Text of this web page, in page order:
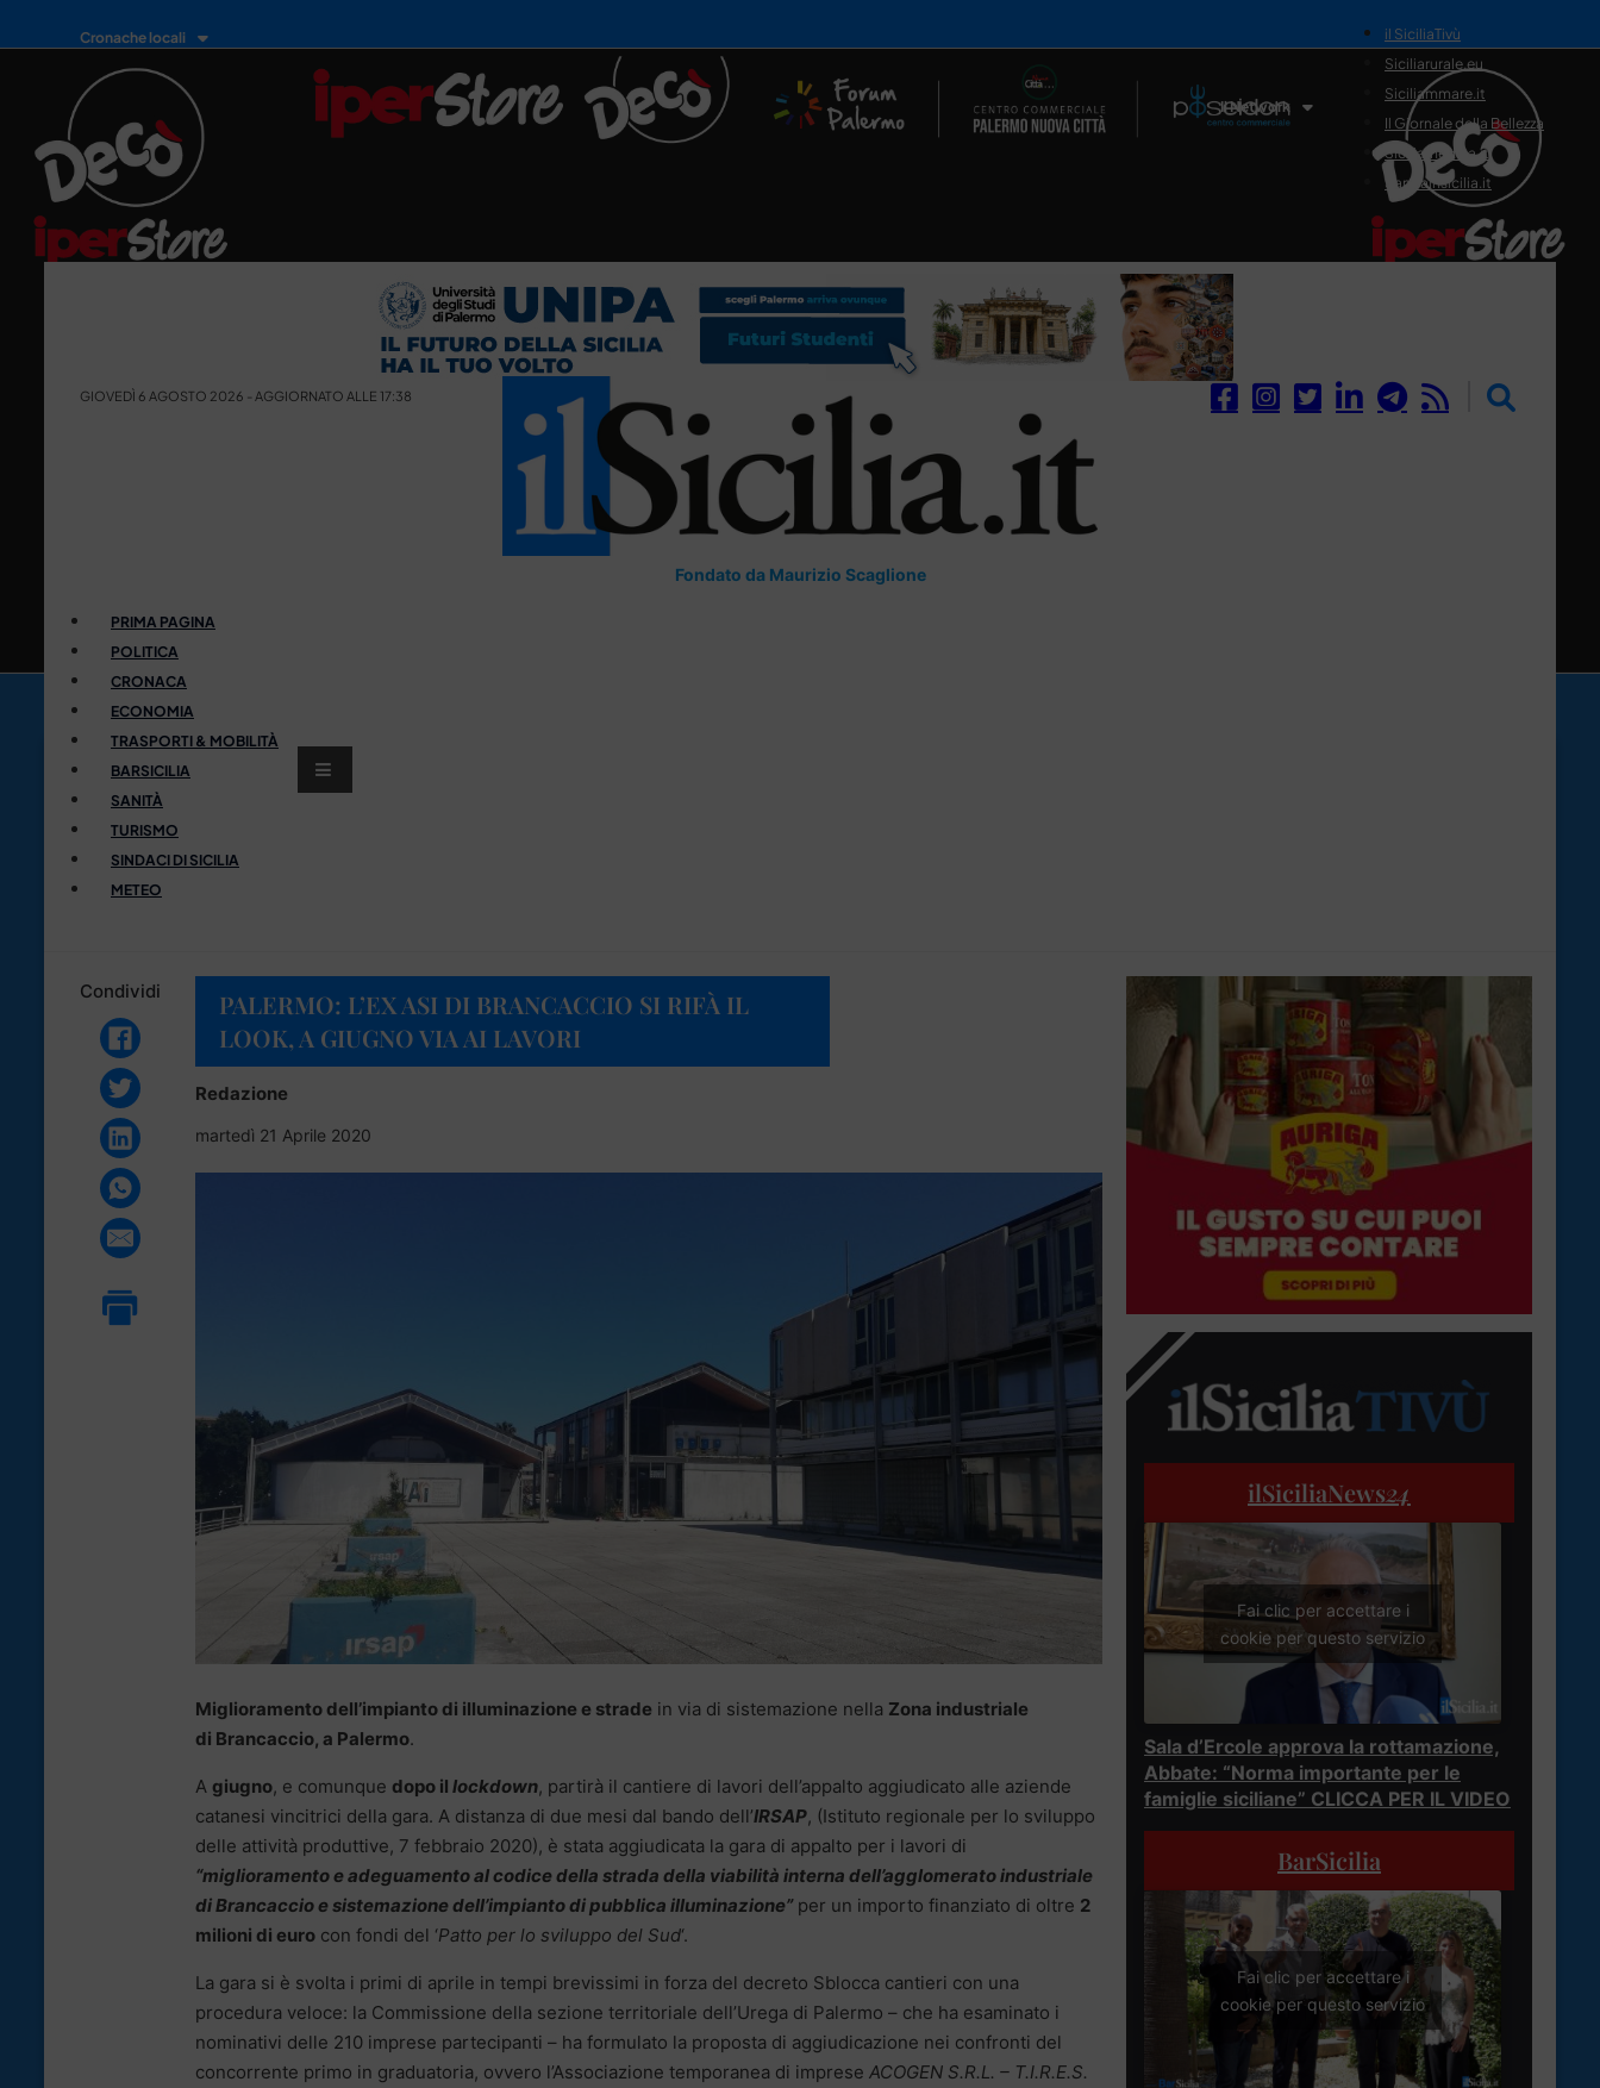
Cronache locali
Il Network
il SiciliaTivù
Siciliarurale.eu
Siciliammare.it
Il Giornale della Bellezza
Siciliamedica.it
Sanitainsicilia.it
GIOVEDÌ 6 AGOSTO 2026 - AGGIORNATO ALLE 17:38
Fondato da Maurizio Scaglione
PRIMA PAGINA
POLITICA
CRONACA
ECONOMIA
TRASPORTI & MOBILITÀ
BARSICILIA
SANITÀ
TURISMO
SINDACI DI SICILIA
METEO
Condividi
PALERMO: L’EX ASI DI BRANCACCIO SI RIFÀ IL
LOOK, A GIUGNO VIA AI LAVORI
Redazione
martedì 21 Aprile 2020
Miglioramento dell’impianto di illuminazione e strade in via di sistemazione nella Zona industriale
di Brancaccio, a Palermo.
A giugno, e comunque dopo il lockdown, partirà il cantiere di lavori dell’appalto aggiudicato alle aziende
catanesi vincitrici della gara. A distanza di due mesi dal bando dell’IRSAP, (Istituto regionale per lo sviluppo
delle attività produttive, 7 febbraio 2020), è stata aggiudicata la gara di appalto per i lavori di
“miglioramento e adeguamento al codice della strada della viabilità interna dell’agglomerato industriale
di Brancaccio e sistemazione dell’impianto di pubblica illuminazione”per un importo finanziato di oltre 2
milioni di euro con fondi del ‘Patto per lo sviluppo del Sud‘.
La gara si è svolta i primi di aprile in tempi brevissimi in forza del decreto Sblocca cantieri con una
procedura veloce: la Commissione della sezione territoriale dell’Urega di Palermo – che ha esaminato i
nominativi delle 210 imprese partecipanti – ha formulato la proposta di aggiudicazione nei confronti del
concorrente primo in graduatoria, ovvero l’Associazione temporanea di imprese ACOGEN S.R.L. – T.I.R.E.S.
ilSiciliaNews24
Fai clic per accettare i
cookie per questo servizio
Sala d’Ercole approva la rottamazione,
Abbate: “Norma importante per le
famiglie siciliane” CLICCA PER IL VIDEO
BarSicilia
Fai clic per accettare i
cookie per questo servizio